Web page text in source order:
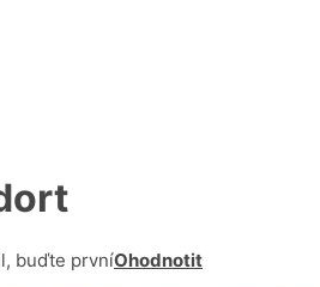
buďte prvníOhodnotit